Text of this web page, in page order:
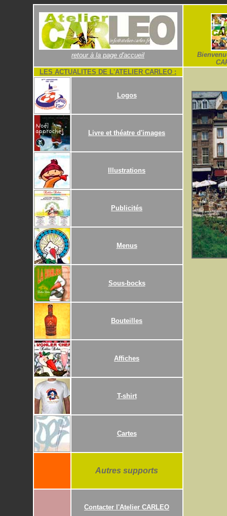
retour à la page d'accueil
LES ACTUALITES DE L'ATELIER CARLEO :
Logos
Livre et théatre d'images
Illustrations
Publicités
Menus
Sous-bocks
Bouteilles
Affiches
T-shirt
Cartes
Autres supports
Contacter l'Atelier CARLEO